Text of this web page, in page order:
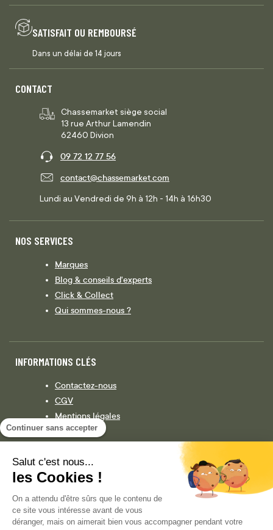
Continuer sans accepter
Salut c'est nous...
les Cookies !
On a attendu d'être sûrs que le contenu de
ce site vous intéresse avant de vous
déranger, mais on aimerait bien vous accompagner pendant votre
SATISFAIT OU REMBOURSÉ
Dans un délai de 14 jours
CONTACT
Chassemarket siège social
13 rue Arthur Lamendin
62460 Divion
09 72 12 77 56
contact@chassemarket.com
Lundi au Vendredi de 9h à 12h - 14h à 16h30
NOS SERVICES
Marques
Blog & conseils d'experts
Click & Collect
Qui sommes-nous ?
INFORMATIONS CLÉS
Contactez-nous
CGV
Mentions légales
Législation
Facebook Instagram